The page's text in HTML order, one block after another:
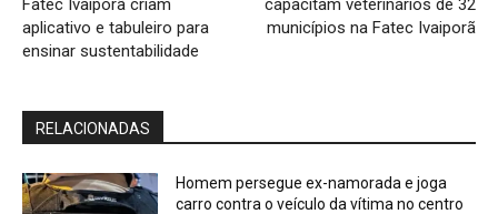
Fatec Ivaiporã criam
aplicativo e tabuleiro para
ensinar sustentabilidade
capacitam veterinários de 32
municípios na Fatec Ivaiporã
RELACIONADAS
Homem persegue ex-namorada e joga
carro contra o veículo da vítima no centro